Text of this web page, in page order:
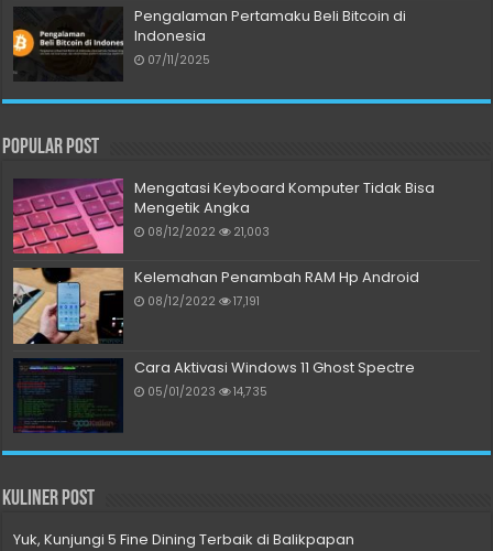
Pengalaman Pertamaku Beli Bitcoin di
Indonesia
07/11/2025
Popular Post
Mengatasi Keyboard Komputer Tidak Bisa
Mengetik Angka
08/12/2022 21,003
Kelemahan Penambah RAM Hp Android
08/12/2022 17,191
Cara Aktivasi Windows 11 Ghost Spectre
05/01/2023 14,735
Kuliner Post
Yuk, Kunjungi 5 Fine Dining Terbaik di Balikpapan